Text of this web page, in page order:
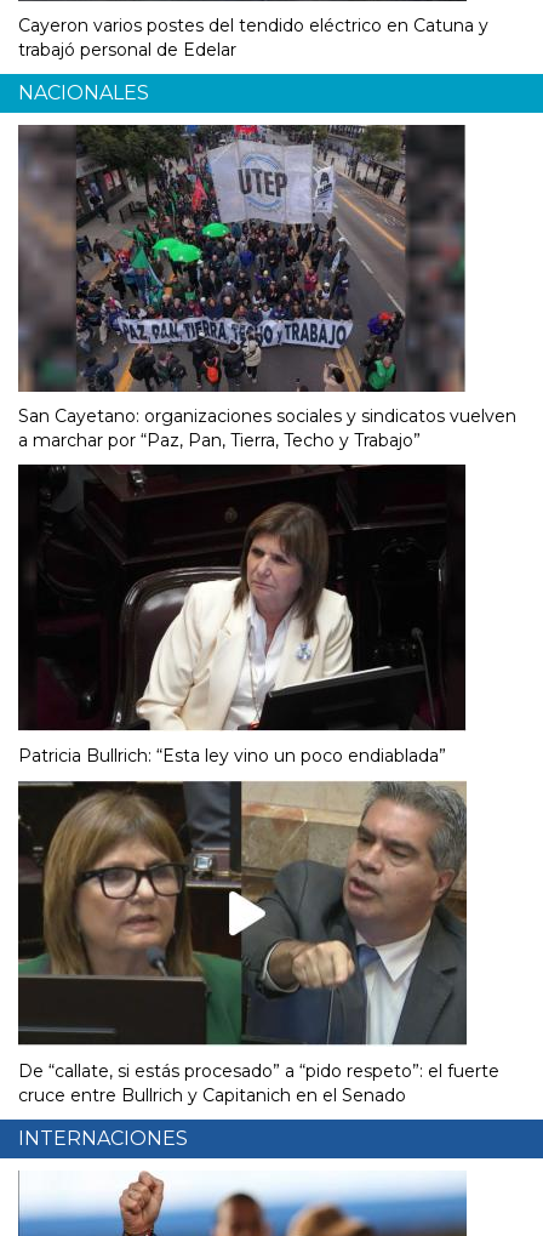
Cayeron varios postes del tendido eléctrico en Catuna y
trabajó personal de Edelar
NACIONALES
San Cayetano: organizaciones sociales y sindicatos vuelven
a marchar por “Paz, Pan, Tierra, Techo y Trabajo”
Patricia Bullrich: “Esta ley vino un poco endiablada”
De “callate, si estás procesado” a “pido respeto”: el fuerte
cruce entre Bullrich y Capitanich en el Senado
INTERNACIONES